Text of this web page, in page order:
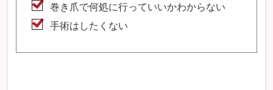
巻き爪で何処に行っていいかわからない
手術はしたくない